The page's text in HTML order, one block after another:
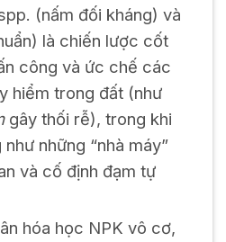
(nấm đối kháng) và
là chiến lược cốt
công và ức chế các
hiểm trong đất (như
gây thối rễ), trong khi
những “nhà máy”
và cố định đạm tự
hóa học NPK vô cơ,